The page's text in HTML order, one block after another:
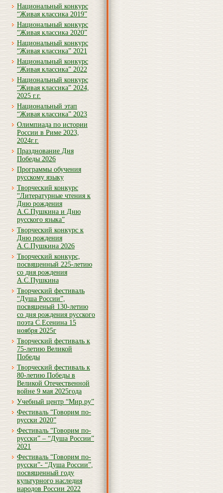
Национальный конкурс
“Живая классика 2019”
Национальный конкурс
“Живая классика 2020”
Национальный конкурс
“Живая классика” 2021
Национальный конкурс
“Живая классика” 2022
Национальный конкурс
“Живая классика” 2024,
2025 г.г.
Национальный этап
“Живая классика” 2023
Олимпиада по истории
России в Риме 2023,
2024г.г.
Празднование Дня
Победы 2026
Программы обучения
русскому языку
Творческий конкурс
“Литературные чтения к
Дню рождения
А.С.Пушкина и Дню
русского языка”
Творческий конкурс к
Дню рождения
А.С.Пушкина 2026
Творческий конкурс,
посвященный 225-летию
со дня рождения
А.С.Пушкина
Творческий фестиваль
“Душа России”,
посвященый 130-летию
со дня рождения русского
поэта С.Есенина 15
ноября 2025г
Творческий фестиваль к
75-летию Великой
Победы
Творческий фестиваль к
80-летию Победы в
Великой Отечественной
войне 9 мая 2025года
Учебный центр “Мир.ру”
Фестиваль “Говорим по-
русски 2020”
Фестиваль “Говорим по-
русски” – “Душа России”
2021
Фестиваль “Говорим по-
русски”- “Душа России”,
посвященный году
культурного наследия
народов России 2022